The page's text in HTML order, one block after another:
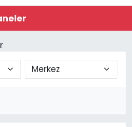
Durumu ve Fikstür